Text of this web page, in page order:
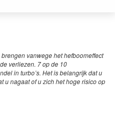
vanwege het hefboomeffect
verliezen. 7 op de 10
in turbo’s. Het is belangrijk dat u
u nagaat of u zich het hoge risico op